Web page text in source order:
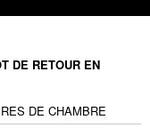
et
DE RETOUR EN
DE CHAMBRE